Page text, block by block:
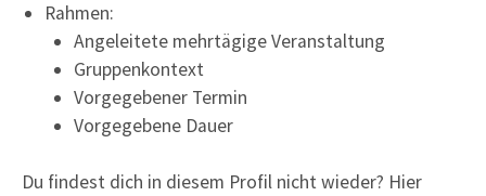
Rahmen:
Angeleitete mehrtägige Veranstaltung
Gruppenkontext
Vorgegebener Termin
Vorgegebene Dauer
Du findest dich in diesem Profil nicht wieder? Hier